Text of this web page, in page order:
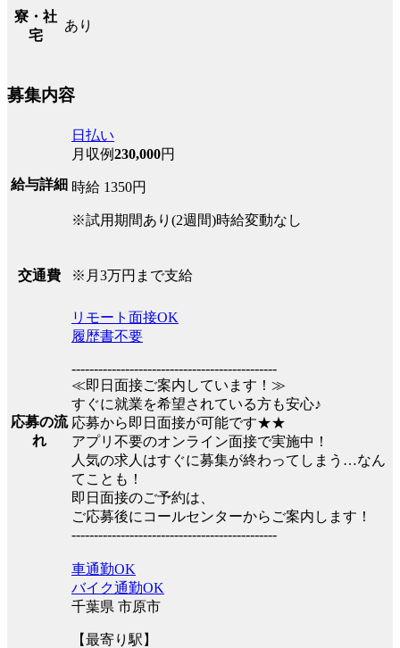
寮・社
宅
あり
募集内容
給与詳細
日払い
月収例230,000円
時給 1350円
※試用期間あり(2週間)時給変動なし
交通費 ※月3万円まで支給
応募の流
れ
リモート面接OK
履歴書不要
----------------------------------------------
≪即日面接ご案内しています！≫
すぐに就業を希望されている方も安心♪
応募から即日面接が可能です★★
アプリ不要のオンライン面接で実施中！
人気の求人はすぐに募集が終わってしまう…なん
てことも！
即日面接のご予約は、
ご応募後にコールセンターからご案内します！
----------------------------------------------
車通勤OK
バイク通勤OK
千葉県 市原市
【最寄り駅】